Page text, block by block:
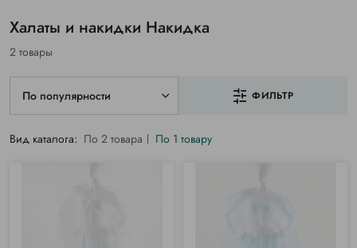
Халаты и накидки Накидка
2 товары
По популярности ФИЛЬТР
Вид каталога: По 2 товара По 1 товару